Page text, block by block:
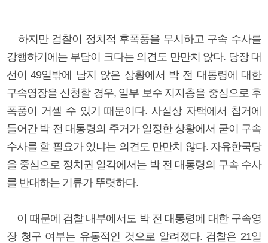
하지만 검찰이 정치적 후폭풍을 무시하고 구속 수사를
강행하기에는 부담이 크다는 의견도 만만치 않다. 당장 대
선이 49일밖에 남지 않은 상황에서 박 전 대통령에 대한
구속영장을 신청할 경우, 일부 보수 지지층을 중심으로 후
폭풍이 거셀 수 있기 때문이다. 사실상 자택에서 칩거에
들어간 박 전 대통령의 주거가 일정한 상황에서 굳이 구속
수사를 할 필요가 있냐는 의견도 만만치 않다. 자유한국당
을 중심으로 정치권 일각에서는 박 전 대통령의 구속 수사
를 반대하는 기류가 뚜렷하다.
이 때문에 검찰 내부에서도 박 전 대통령에 대한 구속영
장 청구 여부는 유동적인 것으로 알려졌다. 검찰은 21일